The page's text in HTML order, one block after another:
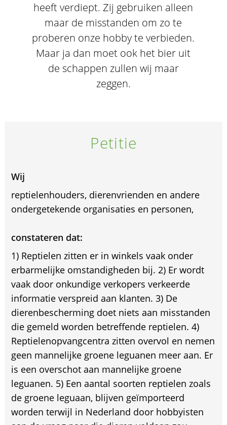
heeft verdiept. Zij gebruiken alleen
maar de misstanden om zo te
proberen onze hobby te verbieden.
Maar ja dan moet ook het bier uit
de schappen zullen wij maar
zeggen.
Petitie
Wij
reptielenhouders, dierenvrienden en andere
ondergetekende organisaties en personen,
constateren dat:
1) Reptielen zitten er in winkels vaak onder
erbarmelijke omstandigheden bij. 2) Er wordt
vaak door onkundige verkopers verkeerde
informatie verspreid aan klanten. 3) De
dierenbescherming doet niets aan misstanden
die gemeld worden betreffende reptielen. 4)
Reptielenopvangcentra zitten overvol en nemen
geen mannelijke groene leguanen meer aan. Er
is een overschot aan mannelijke groene
leguanen. 5) Een aantal soorten reptielen zoals
de groene leguaan, blijven geïmporteerd
worden terwijl in Nederland door hobbyisten